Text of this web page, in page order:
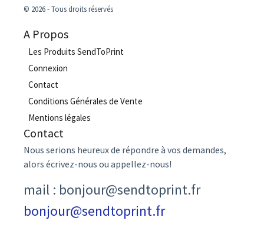
© 2026 - Tous droits réservés
A Propos
Les Produits SendToPrint
Connexion
Contact
Conditions Générales de Vente
Mentions légales
Contact
Nous serions heureux de répondre à vos demandes,
alors écrivez-nous ou appellez-nous!
mail : bonjour@sendtoprint.fr
bonjour@sendtoprint.fr